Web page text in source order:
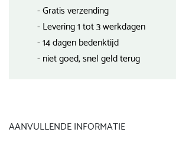
- Gratis verzending
- Levering 1 tot 3 werkdagen
- 14 dagen bedenktijd
- niet goed, snel geld terug
AANVULLENDE INFORMATIE